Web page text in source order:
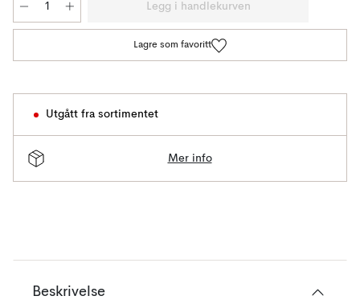
Legg i handlekurven
Lagre som favoritt
Utgått fra sortimentet
Mer info
Beskrivelse